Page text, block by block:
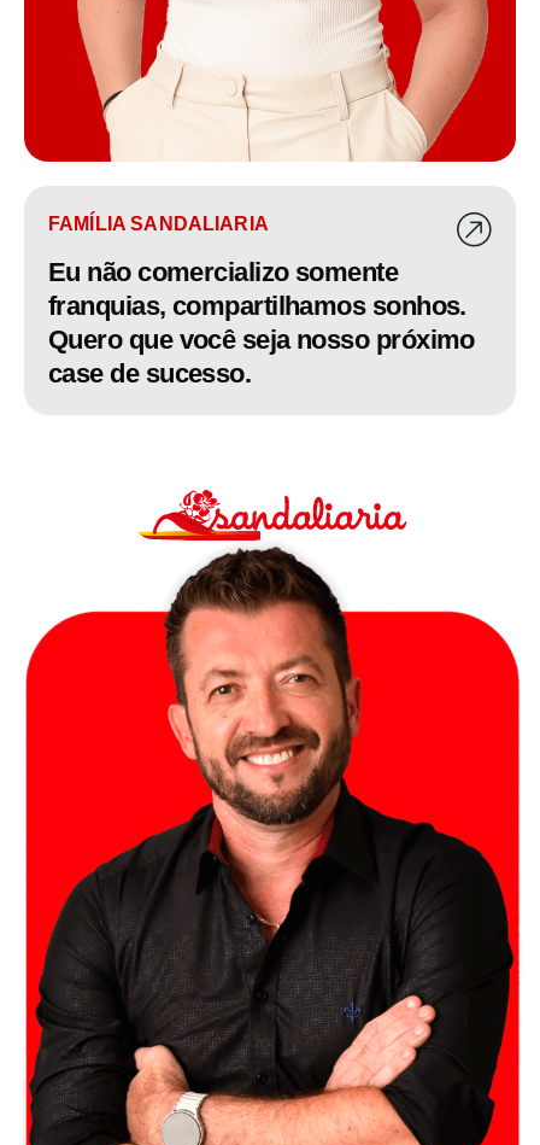
FAMÍLIA SANDALIARIA
Eu não comercializo somente
franquias, compartilhamos sonhos.
Quero que você seja nosso próximo
case de sucesso.